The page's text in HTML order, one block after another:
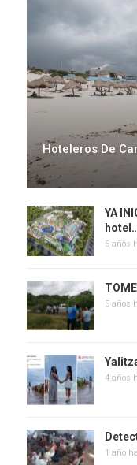
Hoteleros De
YA
5 años
5 años
4 años
1 año